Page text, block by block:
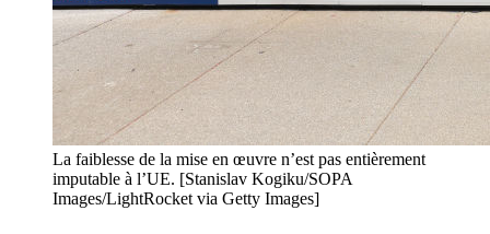
La faiblesse de la mise en œuvre n’est pas entièrement
imputable à l’UE. [Stanislav Kogiku/SOPA
Images/LightRocket via Getty Images]